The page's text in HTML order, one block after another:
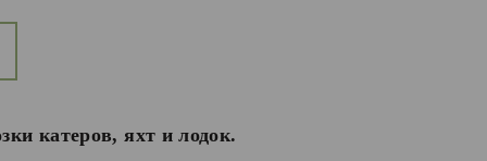
катеров, яхт и лодок.